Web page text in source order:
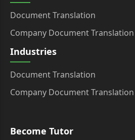
Document Translation
Company Document Translation
Industries
Document Translation
Company Document Translation
Become Tutor